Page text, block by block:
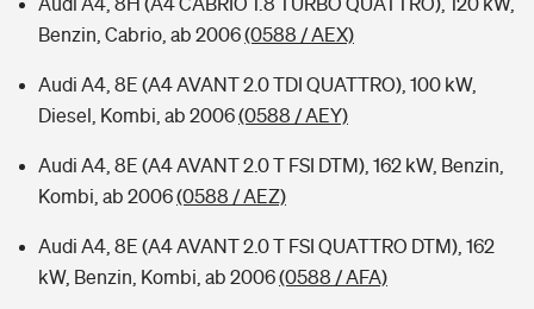
Benzin, Cabrio, ab 2006(0588 / AEX)
Audi A4, 8E (A4 AVANT 2.0 TDI QUATTRO), 100 kW,
Diesel, Kombi, ab 2006(0588 / AEY)
Audi A4, 8E (A4 AVANT 2.0 T FSI DTM), 162 kW, Benzin,
Kombi, ab 2006(0588 / AEZ)
Audi A4, 8E (A4 AVANT 2.0 T FSI QUATTRO DTM), 162
kW, Benzin, Kombi, ab 2006(0588 / AFA)